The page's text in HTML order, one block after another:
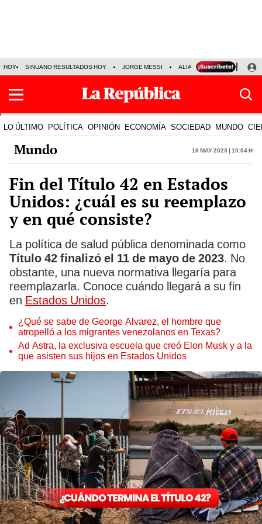
HOY SINUANO RESULTADOS HOY JORGE MESSI ALIANZA LIMA VS SPORT
LO ÚLTIMO POLÍTICA OPINIÓN ECONOMÍA SOCIEDAD MUNDO
Mundo 16 May 2023 | 10:04 h
Fin del Título 42 en Estados
Unidos: ¿cuál es su reemplazo
y en qué consiste?
La política de salud pública denominada como
Título 42 finalizó el 11 de mayo de 2023. No
obstante, una nueva normativa llegaría para
reemplazarla. Conoce cuándo llegará a su fin
en Estados Unidos.
¿Qué se sabe de George Alvarez, el hombre que
atropelló a los migrantes venezolanos en Texas?
Ad Astra, la exclusiva escuela que creó Elon Musk y a la
que asisten sus hijos en Estados Unidos